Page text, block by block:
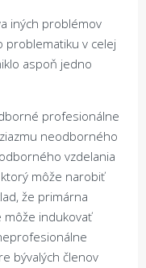
iných problémov
problematiku v celej
aspoň jedno
profesionálne
neodborného
vzdelania
môže narobiť
že primárna
indukovať
bývalých členov